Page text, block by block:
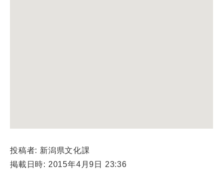
投稿者: 新潟県文化課
掲載日時: 2015年4月9日 23:36